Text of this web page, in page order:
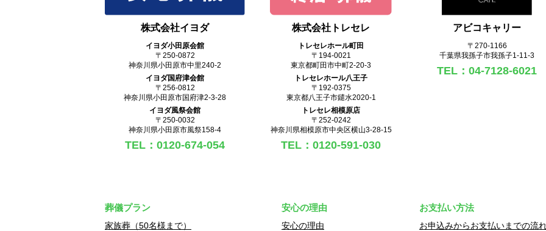
株式会社イヨダ
イヨダ小田原会館
〒250-0872
神奈川県小田原市中里240-2
イヨダ国府津会館
〒256-0812
神奈川県小田原市国府津2-3-28
イヨダ風祭会館
〒250-0032
神奈川県小田原市風祭158-4
TEL：0120-674-054
株式会社トレセレ
トレセレホール町田
〒194-0021
東京都町田市中町2-20-3
トレセレホール八王子
〒192-0375
東京都八王子市鑓水2020-1
トレセレ相模原店
〒252-0242
神奈川県相模原市中央区横山3-28-15
TEL：0120-591-030
アビコキャリー
〒270‐1166
千葉県我孫子市我孫子1-11-3
TEL：04-7128-6021
葬儀プラン
家族葬（50名様まで）
安心の理由
安心の理由
お支払い方法
お申込みからお支払いまでの流